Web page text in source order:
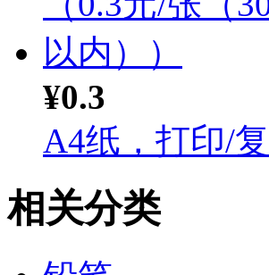
¥0.3
A4纸，打印/
相关分类